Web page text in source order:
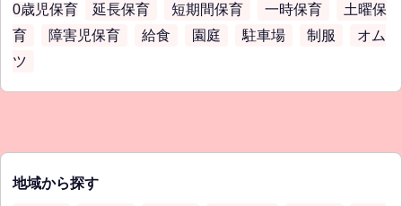
0歳児保育 延長保育 短期間保育 一時保育
土曜保
育
障害児保育 給食 園庭 駐車場 制服
オム
ツ
地域から探す